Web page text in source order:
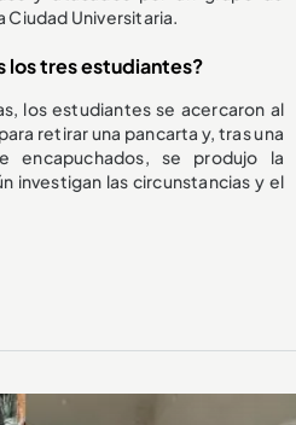
Ciudad Universitaria.
los tres estudiantes?
los estudiantes se acercaron al
retirar una pancarta y, tras una
encapuchados, se produjo la
investigan las circunstancias y el